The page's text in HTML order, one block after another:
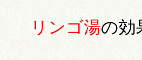
リンゴ湯の効